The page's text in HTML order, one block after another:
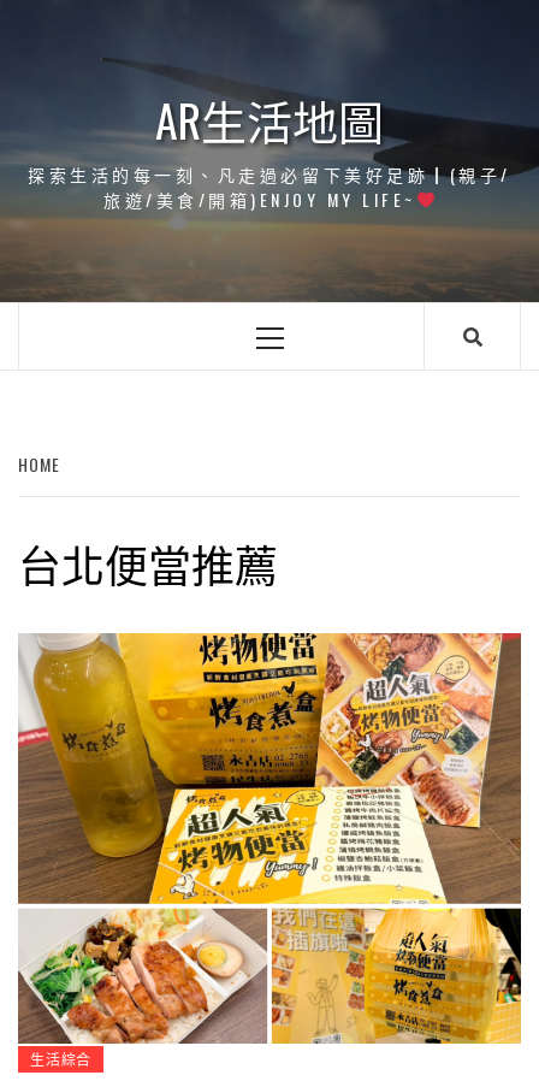
AR生活地圖
探索生活的每一刻、凡走過必留下美好足跡┃(親子/
旅遊/美食/開箱)ENJOY MY LIFE~
Primary
HOME
台北便當推薦
生活綜合